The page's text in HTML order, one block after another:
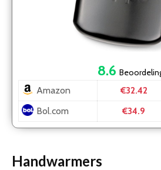
8.6
Amazon €32.42
Bol.com
€34.9
Handwarmers